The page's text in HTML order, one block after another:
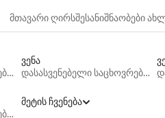
მთავარი ღირსშესანიშნაობები
დასასვენებელი საცხოვრებლები
ვენა
დასასვენებელი საცხოვრებლები
დასასვენებელი საცხოვრებლები
მეტის ჩვენება